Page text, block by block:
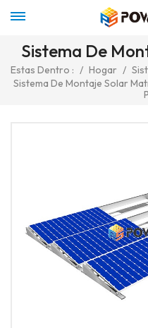
Sistema De
Estas Dentro : / Hogar /
Sistema De Montaje Solar